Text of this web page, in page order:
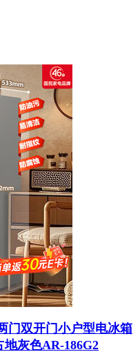
门双开门小户型电冰箱
灰色AR-186G2